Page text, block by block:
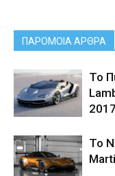
ΠΑΡΟΜΟΙΑ ΑΡΘΡΑ
Το
2017
Το